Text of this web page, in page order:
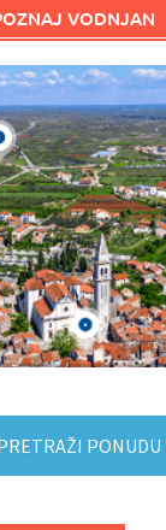
VODNJAN
PONUDU